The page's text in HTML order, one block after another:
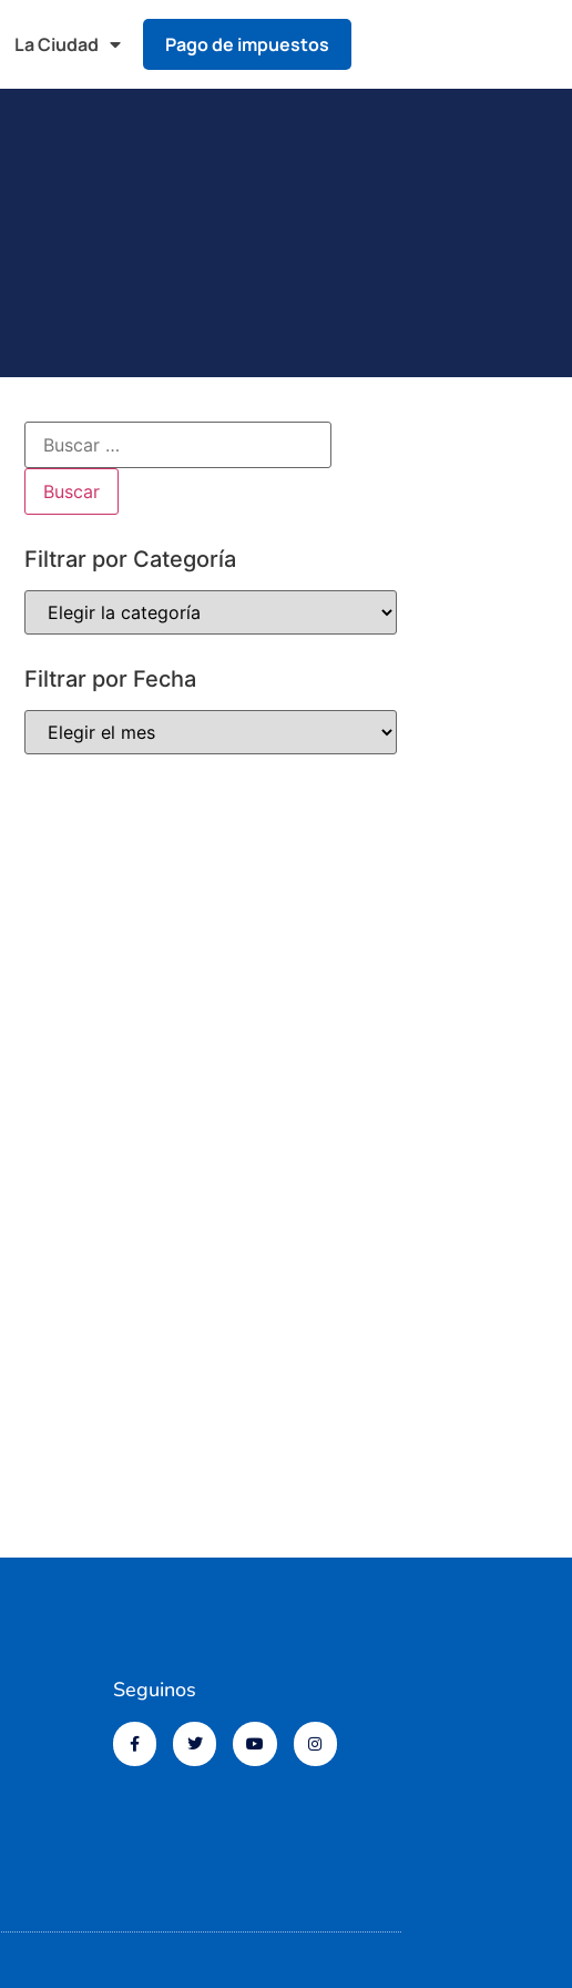
La Ciudad Pago de impuestos
Filtrar por Categoría
Filtrar por Fecha
Seguinos